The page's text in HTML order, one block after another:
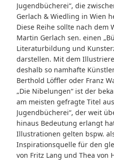
Jugendbücherei“, die
Gerlach & Wiedling in Wien
Diese Reihe sollte nach dem
Martin Gerlach sen. einen
Literaturbildung und
darstellen. Mit dem
deshalb so namhafte
Berthold Löffler oder Franz
„Die Nibelungen“ ist der
am meisten gefragte Titel
Jugendbücherei“, der weit
hinaus Bedeutung erlangt
Illustrationen gelten bspw.
Inspirationsquelle für den
von Fritz Lang und Thea von